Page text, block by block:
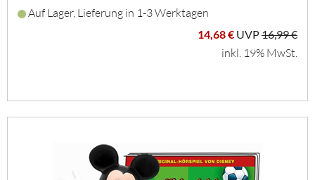
Auf Lager, Lieferung in 1-3 Werktagen
14,68 € UVP16,99 €
inkl. 19% MwSt.